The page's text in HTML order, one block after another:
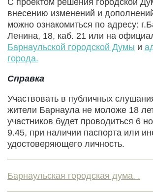
внесению изменений и
можно ознакомиться по адресу:
Ленина, 18, каб. 21 или на
Барнаульской городской Думы и
города.
Справка
Участвовать в публичных
жители Барнаула не моложе 18
участников будет проводиться 6
9.45, при наличии паспорта или
удостоверяющего личность.
Барнаульская городская дума. .